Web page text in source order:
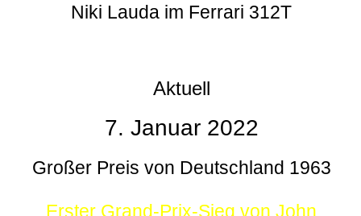
Niki Lauda im Ferrari 312T
Aktuell
7. Januar 2022
Großer Preis von Deutschland 1963
Erster Grand-Prix-Sieg von John